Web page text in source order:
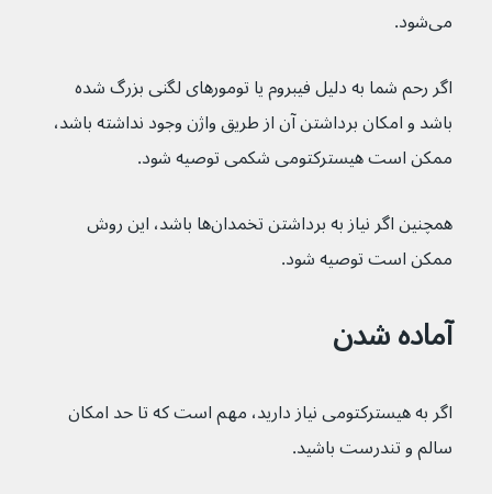
می‌شود.
اگر رحم شما به دلیل فیبروم یا تومورهای لگنی بزرگ شده
باشد و امکان برداشتن آن از طریق واژن وجود نداشته باشد،
ممکن است هیسترکتومی شکمی توصیه شود.
همچنین اگر نیاز به برداشتن تخمدان‌ها باشد، این روش
ممکن است توصیه شود.
آماده شدن
اگر به هیسترکتومی نیاز دارید، مهم است که تا حد امکان
سالم و تندرست باشید.